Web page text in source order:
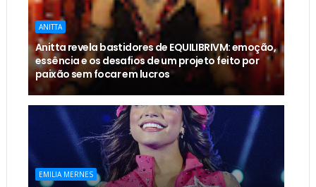
ANITTA
Anitta revela bastidores de EQUILIBRIVM: emoção,
essência e os desafios de um projeto feito por
paixão sem focar em lucros
EMILIA MERNES